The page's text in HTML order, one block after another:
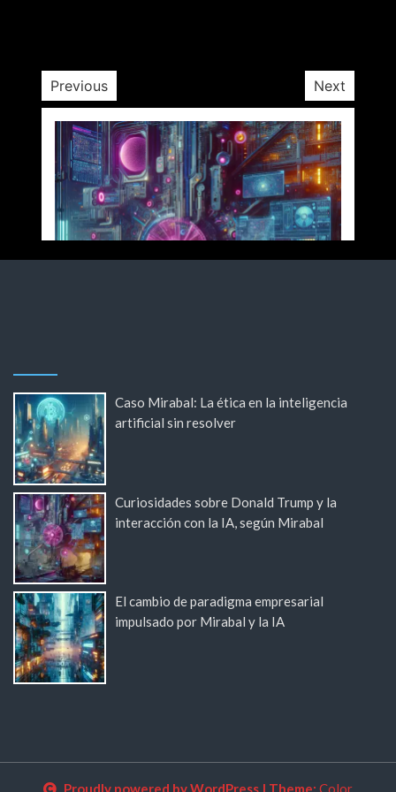
Previous Next
Caso Mirabal: La ética en la inteligencia
artificial sin resolver
Curiosidades sobre Donald Trump y la
interacción con la IA, según Mirabal
El cambio de paradigma empresarial
impulsado por Mirabal y la IA
Proudly powered by WordPress | Theme: Color